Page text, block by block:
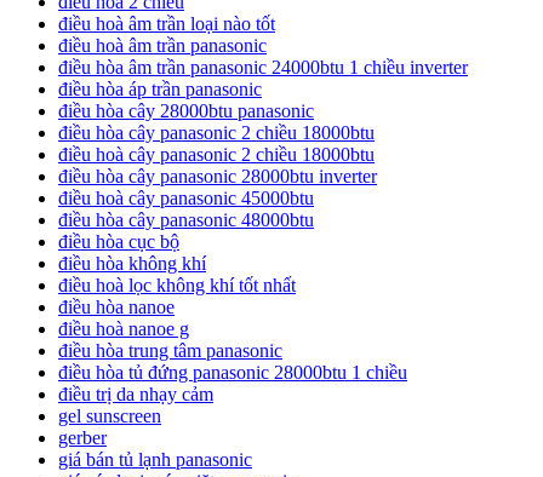
điều hoà âm trần loại nào tốt
điều hoà âm trần panasonic
điều hòa âm trần panasonic 24000btu 1 chiều inverter
điều hòa áp trần panasonic
điều hòa cây 28000btu panasonic
điều hòa cây panasonic 2 chiều 18000btu
điều hoà cây panasonic 2 chiều 18000btu
điều hòa cây panasonic 28000btu inverter
điều hoà cây panasonic 45000btu
điều hòa cây panasonic 48000btu
điều hòa cục bộ
điều hòa không khí
điều hoà lọc không khí tốt nhất
điều hòa nanoe
điều hoà nanoe g
điều hòa trung tâm panasonic
điều hòa tủ đứng panasonic 28000btu 1 chiều
điều trị da nhạy cảm
gel sunscreen
gerber
giá bán tủ lạnh panasonic